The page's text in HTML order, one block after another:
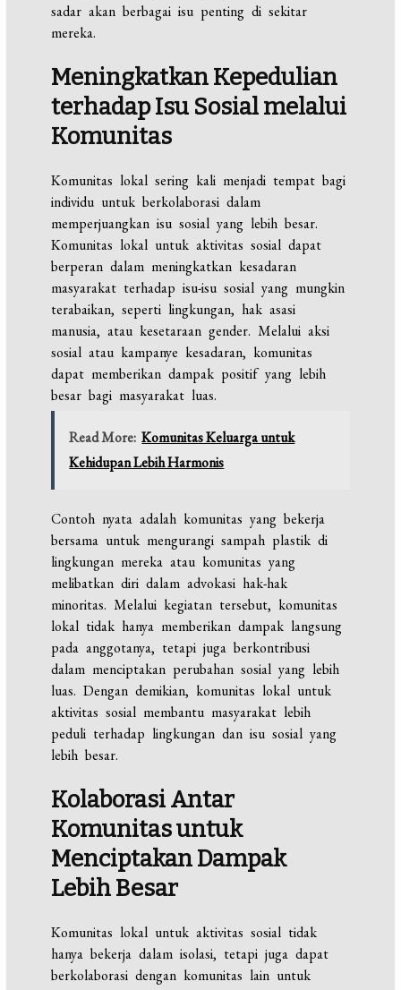
sadar akan berbagai isu penting di sekitar
mereka.
Meningkatkan Kepedulian
terhadap Isu Sosial melalui
Komunitas
Komunitas lokal sering kali menjadi tempat bagi
individu untuk berkolaborasi dalam
memperjuangkan isu sosial yang lebih besar.
Komunitas lokal untuk aktivitas sosial dapat
berperan dalam meningkatkan kesadaran
masyarakat terhadap isu-isu sosial yang mungkin
terabaikan, seperti lingkungan, hak asasi
manusia, atau kesetaraan gender. Melalui aksi
sosial atau kampanye kesadaran, komunitas
dapat memberikan dampak positif yang lebih
besar bagi masyarakat luas.
Read More: Komunitas Keluarga untuk
Kehidupan Lebih Harmonis
Contoh nyata adalah komunitas yang bekerja
bersama untuk mengurangi sampah plastik di
lingkungan mereka atau komunitas yang
melibatkan diri dalam advokasi hak-hak
minoritas. Melalui kegiatan tersebut, komunitas
lokal tidak hanya memberikan dampak langsung
pada anggotanya, tetapi juga berkontribusi
dalam menciptakan perubahan sosial yang lebih
luas. Dengan demikian, komunitas lokal untuk
aktivitas sosial membantu masyarakat lebih
peduli terhadap lingkungan dan isu sosial yang
lebih besar.
Kolaborasi Antar
Komunitas untuk
Menciptakan Dampak
Lebih Besar
Komunitas lokal untuk aktivitas sosial tidak
hanya bekerja dalam isolasi, tetapi juga dapat
berkolaborasi dengan komunitas lain untuk